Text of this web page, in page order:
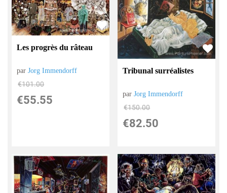
Les progrès du râteau
parJorg Immendorff
€101.00
€55.55
Tribunal surréalistes
parJorg Immendorff
€150.00
€82.50